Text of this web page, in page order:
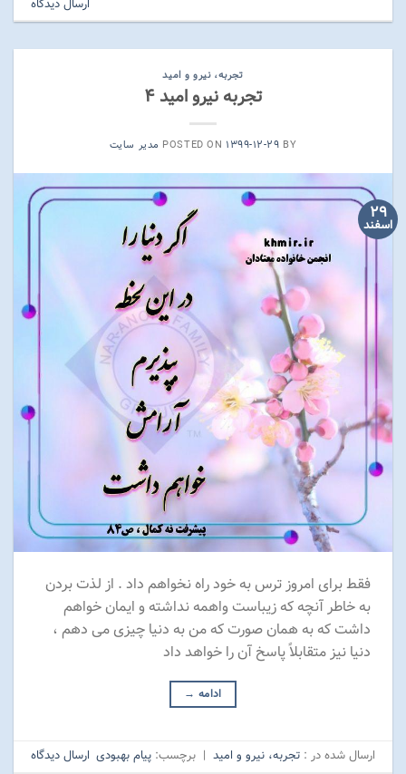
ارسال دیدگاه
تجربه، نیرو و امید
تجربه نیرو امید ۴
POSTED ON ۱۳۹۹-۱۲-۲۹ BY مدیر سایت
۲۹
اسفند
فقط برای امروز ترس به خود راه نخواهم داد . از لذت بردن
به خاطر آنچه که زیباست واهمه نداشته و ایمان خواهم
داشت که به همان صورت که من به دنیا چیزی می دهم ،
دنیا نیز متقابلاً پاسخ آن را خواهد داد
ادامه →
ارسال شده در :تجربه، نیرو و امید | برچسب:پیام بهبودی ارسال دیدگاه